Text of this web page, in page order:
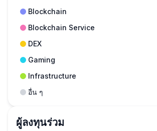
Blockchain
Blockchain Service
DEX
Gaming
Infrastructure
อื่น ๆ
ผู้ลงทุนร่วม